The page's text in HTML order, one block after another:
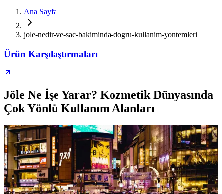
Ana Sayfa
jole-nedir-ve-sac-bakiminda-dogru-kullanim-yontemleri
Ürün Karşılaştırmaları
Jöle Ne İşe Yarar? Kozmetik Dünyasında
Çok Yönlü Kullanım Alanları